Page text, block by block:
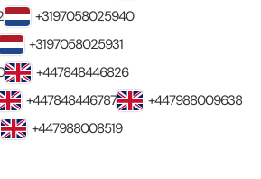
+3197058025940
+3197058025931
+447848446826
+447848446787
+447988009638
+447988008519